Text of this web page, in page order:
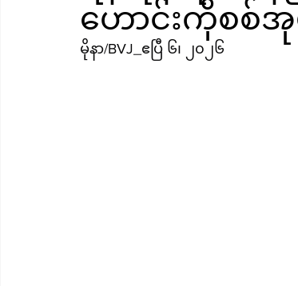
ဟောင်းကိုစစ်အု
မိုနာ/BVJ_ဧပြီ ၆၊ ၂၀၂၆